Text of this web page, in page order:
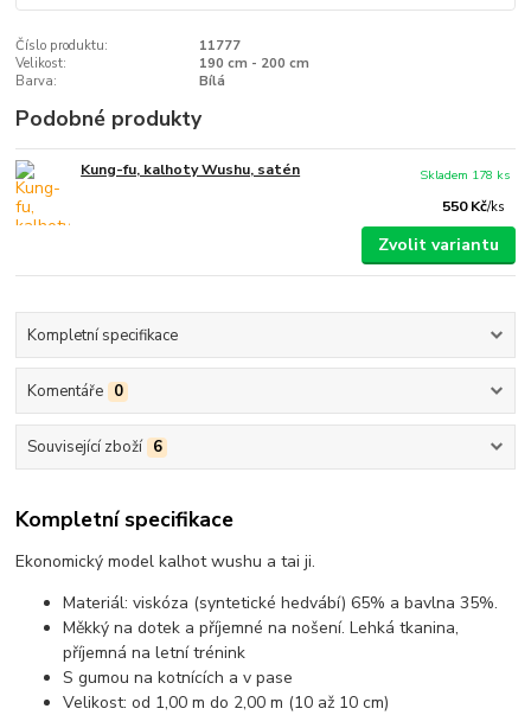
Číslo produktu:
11777
Velikost:
190 cm - 200 cm
Barva:
Bílá
Podobné produkty
Kung-fu, kalhoty Wushu, satén
550 Kč/ks
Skladem 178 ks
Zvolit variantu
Kompletní specifikace
Komentáře 0
Související zboží 6
Kompletní specifikace
Ekonomický model kalhot wushu a tai ji.
Materiál: viskóza (syntetické hedvábí) 65% a bavlna 35%.
Měkký na dotek a příjemné na nošení. Lehká tkanina,
příjemná na letní trénink
S gumou na kotnících a v pase
Velikost: od 1,00 m do 2,00 m (10 až 10 cm)